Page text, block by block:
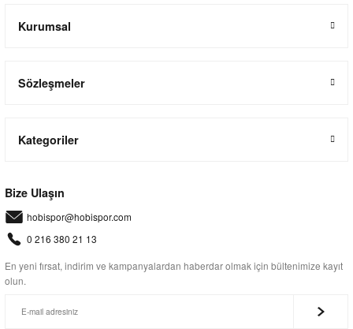
Kurumsal
Sözleşmeler
Kategoriler
Bize Ulaşın
hobispor@hobispor.com
0 216 380 21 13
En yeni fırsat, indirim ve kampanyalardan haberdar olmak için bültenimize kayıt
olun.